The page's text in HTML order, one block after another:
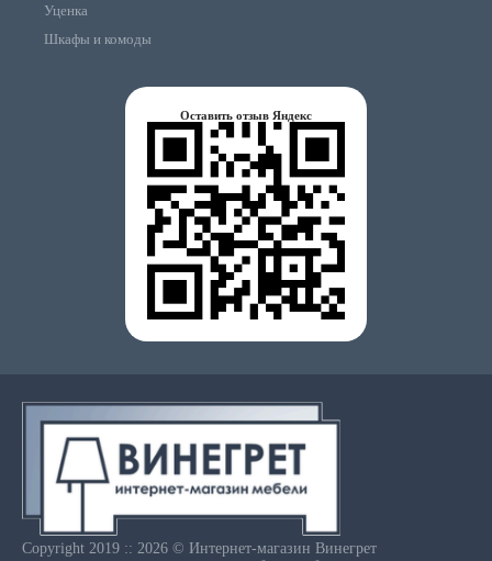
Уценка
Шкафы и комоды
Оставить отзыв Яндекс
Copyright 2019 :: 2026 © Интернет-магазин Винегрет